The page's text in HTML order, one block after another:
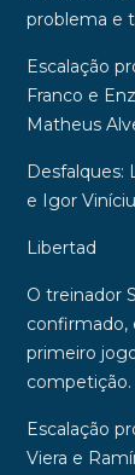
problema e
Escalação
Franco e
Matheus
Desfalques:
e Igor
Libertad
O treinador
confirmado,
primeiro
competição.
Escalação
Viera e